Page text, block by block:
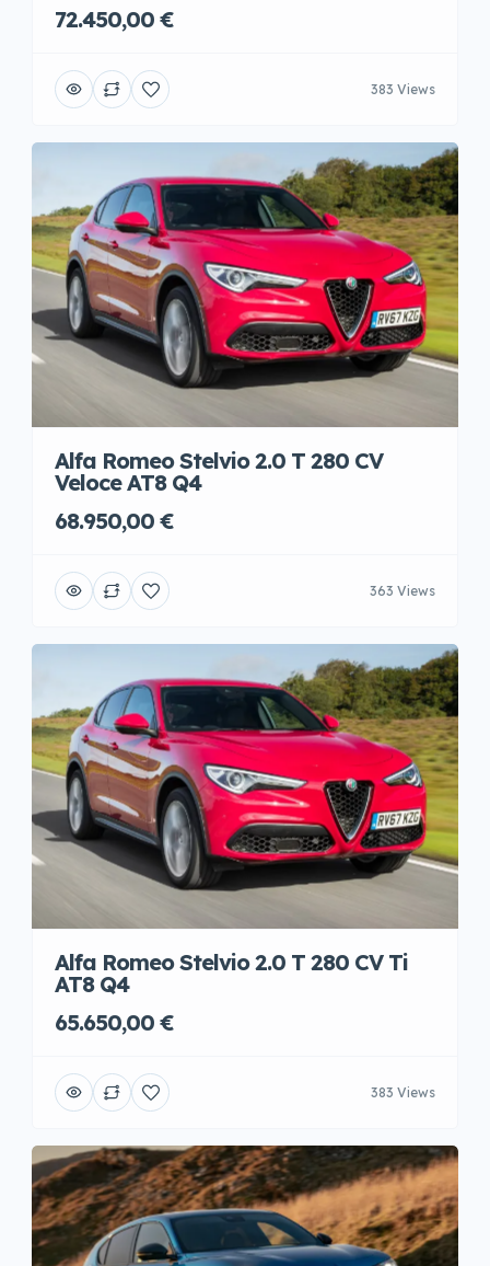
72.450,00 €
383 Views
Alfa Romeo Stelvio 2.0 T 280 CV
Veloce AT8 Q4
68.950,00 €
363 Views
Alfa Romeo Stelvio 2.0 T 280 CV Ti
AT8 Q4
65.650,00 €
383 Views